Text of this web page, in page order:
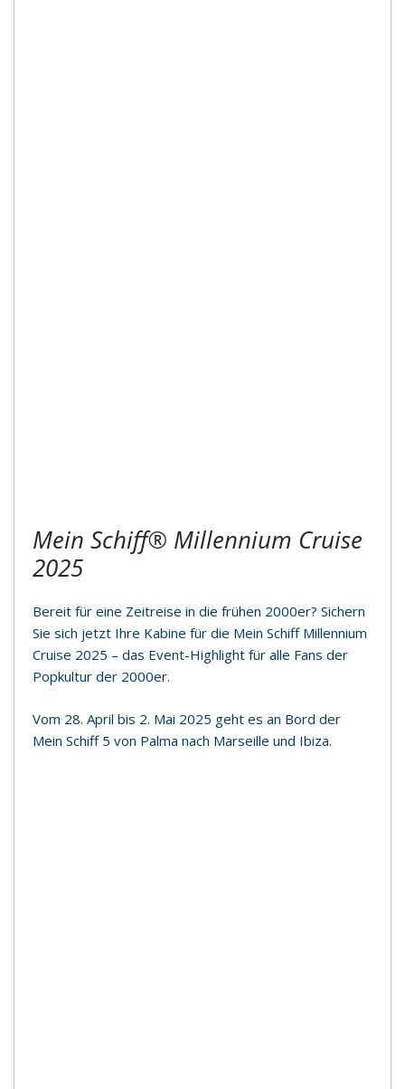
Mein Schiff® Millennium Cruise
2025
Bereit für eine Zeitreise in die frühen 2000er? Sichern
Sie sich jetzt Ihre Kabine für die Mein Schiff Millennium
Cruise 2025 – das Event-Highlight für alle Fans der
Popkultur der 2000er.
Vom 28. April bis 2. Mai 2025 geht es an Bord der
Mein Schiff 5 von Palma nach Marseille und Ibiza.